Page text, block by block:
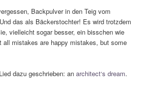
Backpulver in den Teig vom
das als Bäckerstochter! Es wird trotzdem
vielleicht sogar besser, ein bisschen wie
all mistakes are happy mistakes, but some
dazu geschrieben: anarchitect‘s dream.